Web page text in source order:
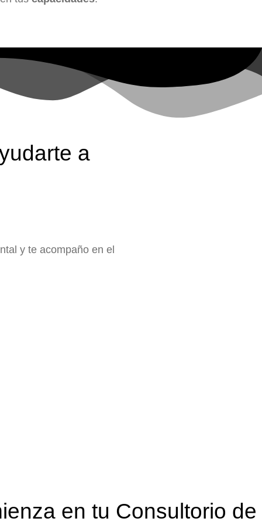
a
y te acompaño en el
en tu Consultorio de